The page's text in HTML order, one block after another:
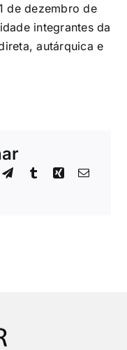
de dezembro de
integrantes da
autárquica e